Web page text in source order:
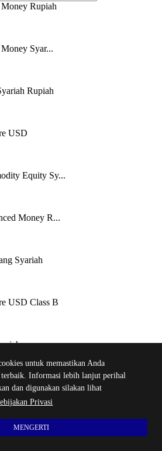
untuk memastikan Anda
terbaik. Informasi lebih lanjut perihal
dan digunakan silakan lihat
Privasi
MENGERTI
Rupiah
Syar...
Rupiah
USD
Equity Sy...
Money R...
Syariah
USD Class B
Usd